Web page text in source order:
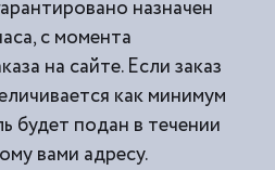
назначен
с момента
на сайте. Если заказ
как минимум
будет подан в течении
вами адресу.